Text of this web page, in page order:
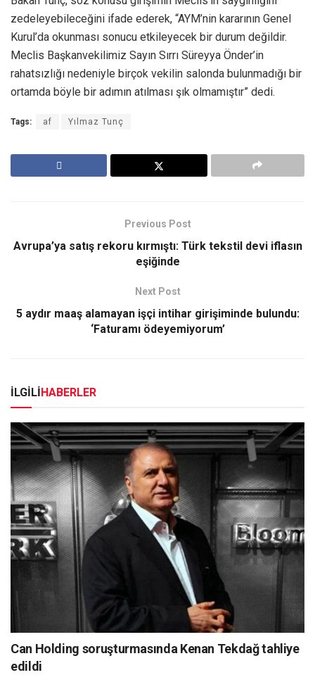
zedeleyebileceğini ifade ederek, “AYM’nin kararının Genel
Kurul’da okunması sonucu etkileyecek bir durum değildir.
Meclis Başkanvekilimiz Sayın Sırrı Süreyya Önder’in
rahatsızlığı nedeniyle birçok vekilin salonda bulunmadığı bir
ortamda böyle bir adımın atılması şık olmamıştır” dedi.
Tags: af Yılmaz Tunç
Previous Post
Avrupa’ya satış rekoru kırmıştı: Türk tekstil devi iflasın
eşiğinde
Next Post
5 aydır maaş alamayan işçi intihar girişiminde bulundu:
‘Faturamı ödeyemiyorum’
İLGİLİ HABERLER
Can Holding soruşturmasında Kenan Tekdağ tahliye
edildi